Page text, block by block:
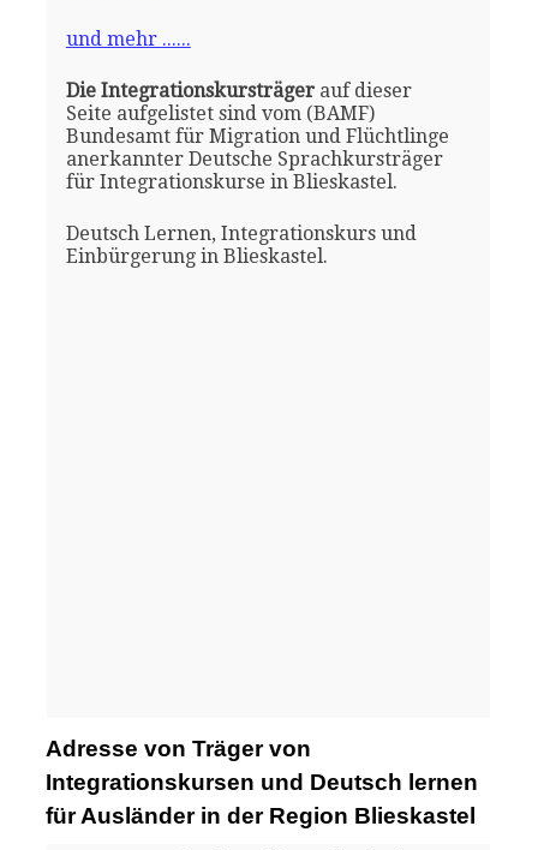
und mehr ......
Die Integrationskursträgerauf dieser
Seite aufgelistet sind vom (BAMF)
Bundesamt für Migration und Flüchtlinge
anerkannter Deutsche Sprachkursträger
für Integrationskurse in Blieskastel.
Deutsch Lernen, Integrationskurs und
Einbürgerung in Blieskastel.
Adresse von Träger von
Integrationskursen und Deutsch lernen
für Ausländer in der Region Blieskastel